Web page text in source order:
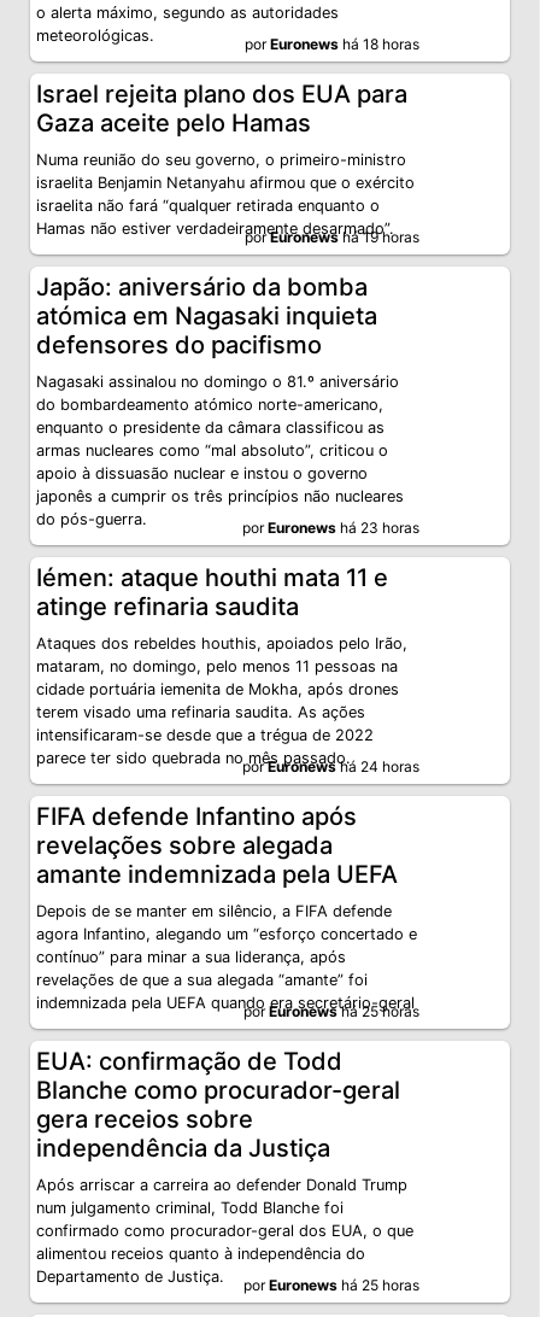
o alerta máximo, segundo as autoridades
meteorológicas.
porEuronews há 18 horas
Israel rejeita plano dos EUA para
Gaza aceite pelo Hamas
Numa reunião do seu governo, o primeiro-ministro
israelita Benjamin Netanyahu afirmou que o exército
israelita não fará “qualquer retirada enquanto o
Hamas não estiver verdadeiramente desarmado”.
porEuronewshá 19 horas
Japão: aniversário da bomba
atómica em Nagasaki inquieta
defensores do pacifismo
Nagasaki assinalou no domingo o 81.º aniversário
do bombardeamento atómico norte-americano,
enquanto o presidente da câmara classificou as
armas nucleares como “mal absoluto”, criticou o
apoio à dissuasão nuclear e instou o governo
japonês a cumprir os três princípios não nucleares
do pós-guerra.
porEuronews há 23 horas
Iémen: ataque houthi mata 11 e
atinge refinaria saudita
Ataques dos rebeldes houthis, apoiados pelo Irão,
mataram, no domingo, pelo menos 11 pessoas na
cidade portuária iemenita de Mokha, após drones
terem visado uma refinaria saudita. As ações
intensificaram-se desde que a trégua de 2022
parece ter sido quebrada no mês passado.
porEuronewshá 24 horas
FIFA defende Infantino após
revelações sobre alegada
amante indemnizada pela UEFA
Depois de se manter em silêncio, a FIFA defende
agora Infantino, alegando um “esforço concertado e
contínuo” para minar a sua liderança, após
revelações de que a sua alegada “amante” foi
indemnizada pela UEFA quando era secretário-geral
porEuronewshá 25 horas
EUA: confirmação de Todd
Blanche como procurador-geral
gera receios sobre
independência da Justiça
Após arriscar a carreira ao defender Donald Trump
num julgamento criminal, Todd Blanche foi
confirmado como procurador-geral dos EUA, o que
alimentou receios quanto à independência do
Departamento de Justiça.
porEuronews há 25 horas